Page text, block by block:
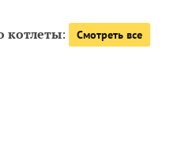
котлеты: Смотреть все